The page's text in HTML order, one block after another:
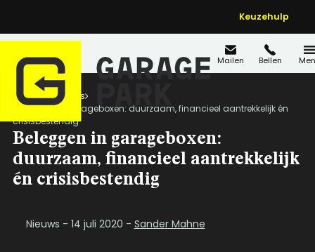
Keuzehulp
Mailen Bellen
Home Nieuws
Beleggen in garageboxen: duurzaam, financieel aantrekkelijk én
crisisbestendig
Beleggen in garageboxen:
duurzaam, financieel aantrekkelijk
én crisisbestendig
Nieuws - 14 juli 2020 - Sander Mahne